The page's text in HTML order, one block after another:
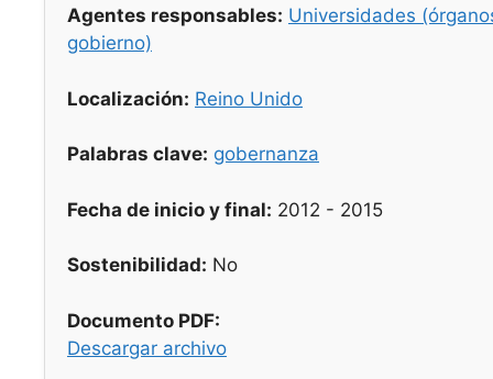
Agentes responsables: Universidades
gobierno)
Localización: Reino Unido
Palabras clave: gobernanza
Fecha de inicio y final: 2012 - 2015
Sostenibilidad: No
Documento PDF:
Descargar archivo